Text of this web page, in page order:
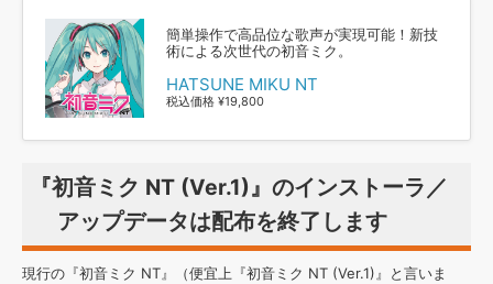
簡単操作で高品位な歌声が実現可能！新技
術による次世代の初音ミク。
HATSUNE MIKU NT
税込価格 ¥19,800
『初音ミク NT (Ver.1)』のインストーラ／
アップデータは配布を終了します
現行の『初音ミク NT』（便宜上『初音ミク NT (Ver.1)』と言いま